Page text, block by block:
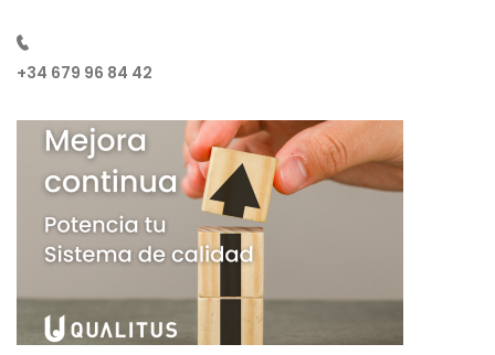
+34 679 96 84 42